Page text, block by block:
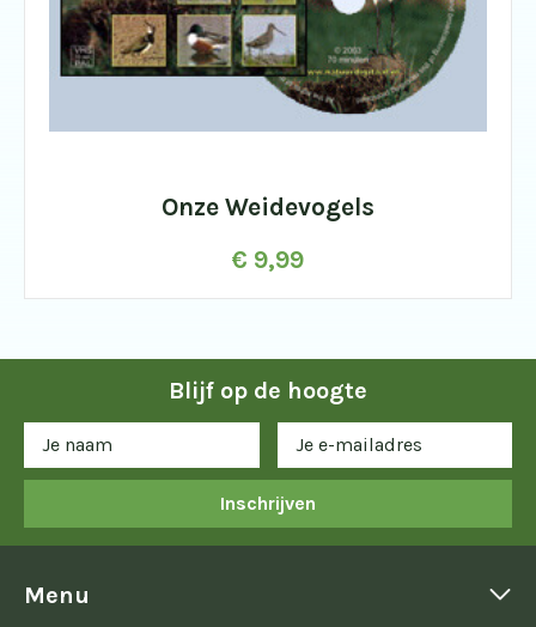
Onze Weidevogels
€ 9,99
Blijf op de hoogte
Inschrijven
Menu